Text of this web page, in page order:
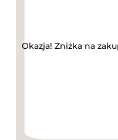
Okazja! Zniżka na